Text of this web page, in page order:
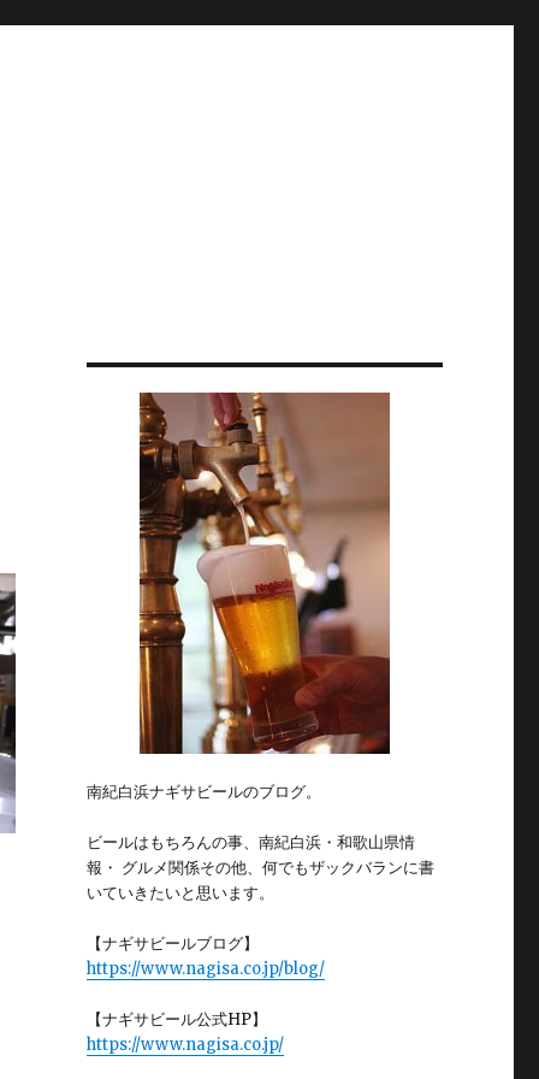
南紀白浜ナギサビールのブログ。
ビールはもちろんの事、南紀白浜・和歌山県情
報・ グルメ関係その他、何でもザックバランに書
いていきたいと思います。
【ナギサビールブログ】
https://www.nagisa.co.jp/blog/
【ナギサビール公式HP】
https://www.nagisa.co.jp/